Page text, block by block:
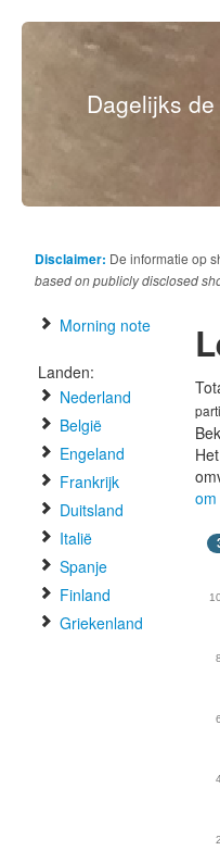
Dagelijks
Disclaimer: De informatie op
based on publicly disclosed
Morning note
Landen:
Nederland
België
Engeland
Frankrijk
Duitsland
Italië
Spanje
Finland
Griekenland